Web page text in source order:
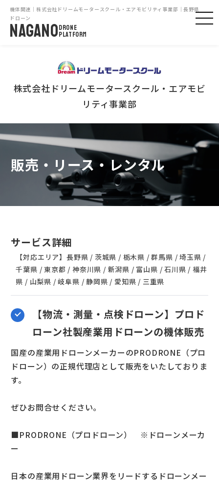
機体関連｜株式会社ドリームモータースクール・エアモビリティ事業部｜長野県
ドローン
NAGANODRONE
PLATFORM
株式会社ドリームモータースクール・エアモビ
リティ事業部
販売・リース・レンタル
サービス詳細
【対応エリア】長野県 / 茨城県 / 栃木県 / 群馬県 / 埼玉県 /
千葉県 / 東京都 / 神奈川県 / 新潟県 / 富山県 / 石川県 / 福井
県 / 山梨県 / 岐阜県 / 静岡県 / 愛知県 / 三重県
【物流・測量・点検ドローン】プロド
ローン社製産業用ドローンの機体販売
国産の産業用ドローンメーカーのPRODRONE（プロ
ドローン）の正規代理店として販売をいたしておりま
す。
ぜひお問合せください。
■PRODRONE（プロドローン） ※ドローンメーカ
ー
日本の産業用ドローン業界をリードするドローンメー